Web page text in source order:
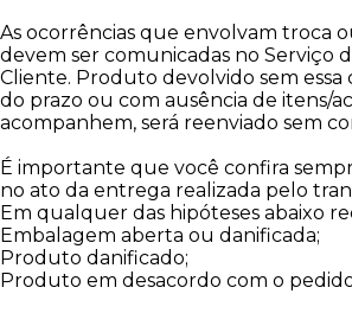
As ocorrências que envolvam troca
devem ser comunicadas no Serviço
Cliente. Produto devolvido sem essa
do prazo ou com ausência de itens/
acompanhem, será reenviado sem
É importante que você confira
no ato da entrega realizada pelo
Em qualquer das hipóteses abaixo
Embalagem aberta ou danificada;
Produto danificado;
Produto em desacordo com o